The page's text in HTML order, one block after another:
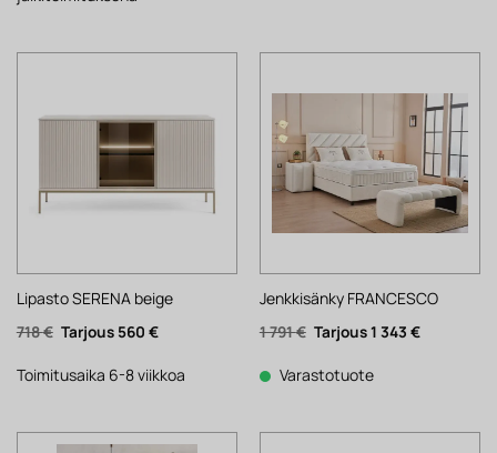
Lipasto SERENA beige
718€ Alkuperäinen
hinta
718 €.
560 €Nykyinen
560 €.
Toimitusaika 6-8 viikkoa
Jenkkisänky FRANCESCO
1 791€ Alkuperäinen
hinta
1
791 €.
1 343 €Nykyinen
Varastotuote